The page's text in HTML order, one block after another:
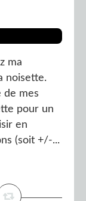
ma
noisette.
de mes
pour un
en
(soit +/-...